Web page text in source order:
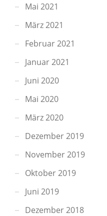
Mai 2021
März 2021
Februar 2021
Januar 2021
Juni 2020
Mai 2020
März 2020
Dezember 2019
November 2019
Oktober 2019
Juni 2019
Dezember 2018